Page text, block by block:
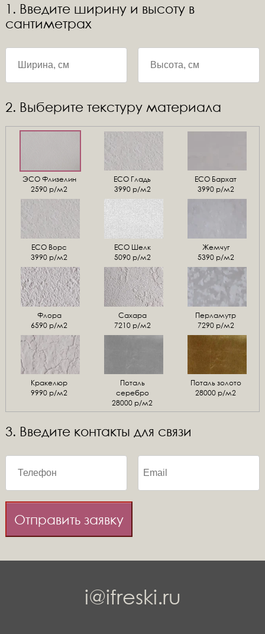
1. Введите ширину и высоту в
сантиметрах
2. Выберите текстуру материала
ЭСО Флизелин
2590 р/м2
ЕСО Гладь
3990 р/м2
ECO Бархат
3990 р/м2
ЕСО Ворс
3990 р/м2
ЕСО Шелк
5090 р/м2
Жемчуг
5390 р/м2
Флора
6590 р/м2
Сахара
7210 р/м2
Перламутр
7290 р/м2
Кракелюр
9990 р/м2
Поталь
серебро
28000 р/м2
Поталь золото
28000 р/м2
3. Введите контакты для связи
Отправить заявку
i@ifreski.ru